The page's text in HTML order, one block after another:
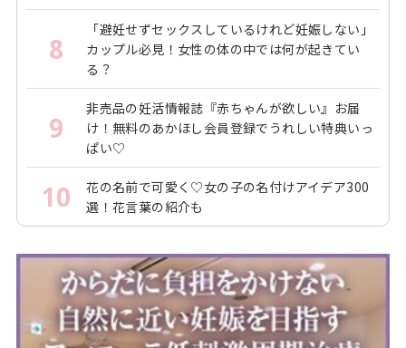
8
「避妊せずセックスしているけれど妊娠しない」
カップル必見！女性の体の中では何が起きてい
る？
9
非売品の妊活情報誌『赤ちゃんが欲しい』お届
け！無料のあかほし会員登録でうれしい特典いっ
ぱい♡
10
花の名前で可愛く♡女の子の名付けアイデア300
選！花言葉の紹介も